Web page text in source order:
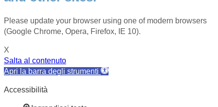
Please update your browser using one of modern browsers
(Google Chrome, Opera, Firefox, IE 10).
X
Salta al contenuto
Apri la barra degli strumenti
Accessibilità